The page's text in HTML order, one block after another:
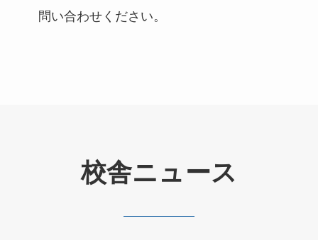
問い合わせください。
校舎ニュース